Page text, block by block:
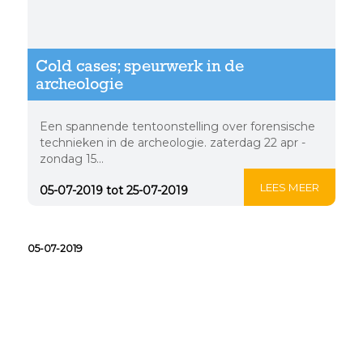
Cold cases; speurwerk in de
archeologie
Een spannende tentoonstelling over forensische
technieken in de archeologie. zaterdag 22 apr -
zondag 15...
05-07-2019 tot 25-07-2019 LEES MEER
05-07-2019